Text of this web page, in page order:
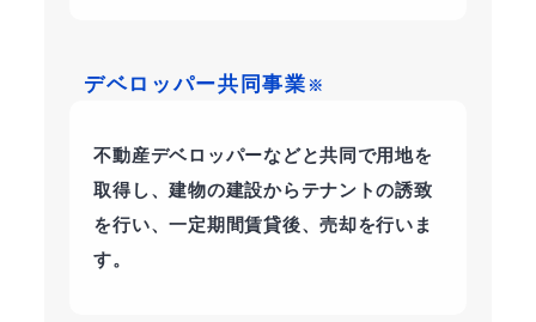
デベロッパー共同事業 ※
不動産デベロッパーなどと共同で用地を
取得し、建物の建設からテナントの誘致
を行い、一定期間賃貸後、売却を行いま
す。